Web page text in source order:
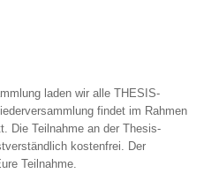
laden wir alle THESIS-
findet im Rahmen
Die Teilnahme an der Thesis-
kostenfrei. Der
Teilnahme.